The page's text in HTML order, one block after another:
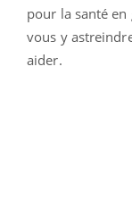
pour la santé en
vous y
aider.